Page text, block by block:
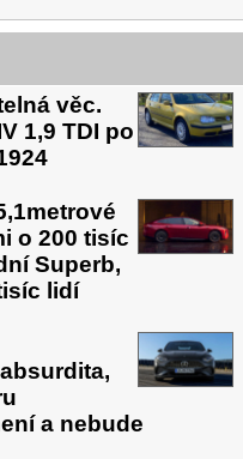
věc.
1,9 TDI po
o 200 tisíc
Superb,
lidí
a nebude